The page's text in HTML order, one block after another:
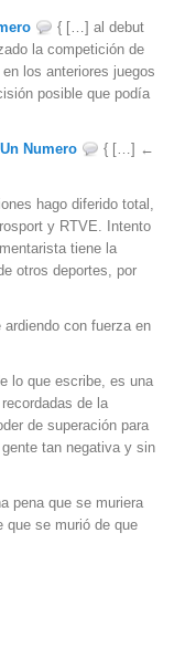
{ […] al debut
la competición de
los anteriores juegos
posible que podía
Numero
{ […] ←
hago diferido total,
y RTVE. Intento
tiene la
otros deportes, por
con fuerza en
lo que escribe, es una
de la
de superación para
tan negativa y sin
pena que se muriera
que se murió de que